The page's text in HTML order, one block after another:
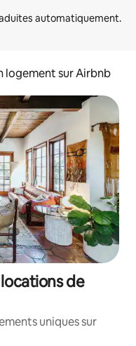
logement sur Airbnb
de
uniques sur